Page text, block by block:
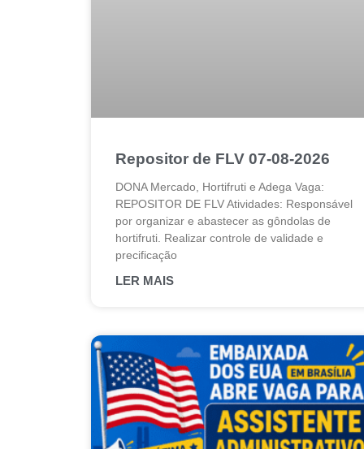
Repositor de FLV 07-08-2026
DONA Mercado, Hortifruti e Adega Vaga:
REPOSITOR DE FLV Atividades: Responsável
por organizar e abastecer as gôndolas de
hortifruti. Realizar controle de validade e
precificação
LER MAIS